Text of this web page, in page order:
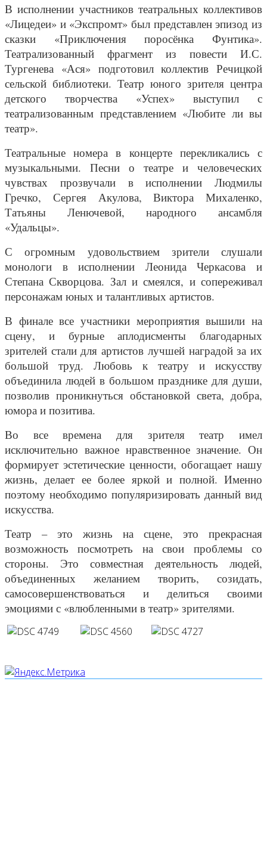
В исполнении участников театральных коллективов
«Лицедеи» и «Экспромт» был представлен эпизод из
сказки «Приключения поросёнка Фунтика».
Театрализованный фрагмент из повести И.С.
Тургенева «Ася» подготовил коллектив Речицкой
сельской библиотеки. Театр юного зрителя центра
детского творчества «Успех» выступил с
театрализованным представлением «Любите ли вы
театр».
Театральные номера в концерте перекликались с
музыкальными. Песни о театре и человеческих
чувствах прозвучали в исполнении Людмилы
Гречко, Сергея Акулова, Виктора Михаленко,
Татьяны Ленючевой, народного ансамбля
«Удальцы».
С огромным удовольствием зрители слушали
монологи в исполнении Леонида Черкасова и
Степана Скворцова. Зал и смеялся, и сопереживал
персонажам юных и талантливых артистов.
В финале все участники мероприятия вышили на
сцену, и бурные аплодисменты благодарных
зрителей стали для артистов лучшей наградой за их
большой труд. Любовь к театру и искусству
объединила людей в большом празднике для души,
позволив проникнуться обстановкой света, добра,
юмора и позитива.
Во все времена для зрителя театр имел
исключительно важное нравственное значение. Он
формирует эстетические ценности, обогащает нашу
жизнь, делает ее более яркой и полной. Именно
поэтому необходимо популяризировать данный вид
искусства.
Театр – это жизнь на сцене, это прекрасная
возможность посмотреть на свои проблемы со
стороны. Это совместная деятельность людей,
объединенных желанием творить, созидать,
самосовершенствоваться и делиться своими
эмоциями с «влюбленными в театр» зрителями.